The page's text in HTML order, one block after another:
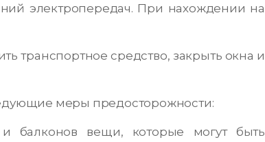
электропередач. При нахождении на
транспортное средство, закрыть окна и
меры предосторожности:
балконов вещи, которые могут быть